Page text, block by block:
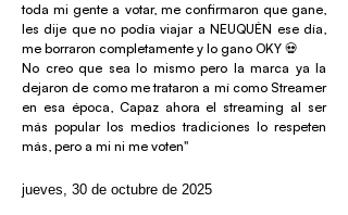
toda mi gente a votar, me confirmaron que gane,
les dije que no podía viajar a NEUQUÉN ese día,
me borraron completamente y lo gano OKY 💀
No creo que sea lo mismo pero la marca ya la
dejaron de como me trataron a mí como Streamer
en esa época, Capaz ahora el streaming al ser
más popular los medios tradiciones lo respeten
más, pero a mi ni me voten"
jueves, 30 de octubre de 2025